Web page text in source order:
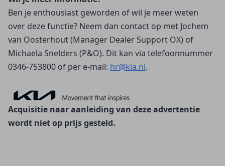
Ben je enthousiast geworden of wil je meer weten
over deze functie? Neem dan contact op met Jochem
van Oosterhout (Manager Dealer Support OX) of
Michaela Snelders (P&O). Dit kan via telefoonnummer
0346-753800 of per e-mail: hr@kia.nl.
Acquisitie naar aanleiding van deze advertentie
wordt niet op prijs gesteld.